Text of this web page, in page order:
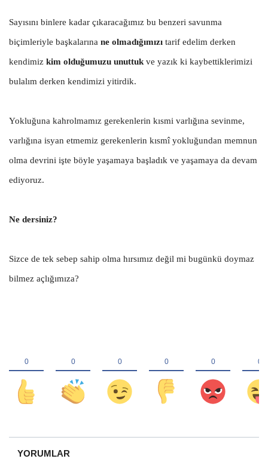
Sayısını binlere kadar çıkaracağımız bu benzeri savunma
biçimleriyle başkalarına ne olmadığımızı tarif edelim derken
kendimiz kim olduğumuzu unuttuk ve yazık ki kaybettiklerimizi
bulalım derken kendimizi yitirdik.
Yokluğuna kahrolmamız gerekenlerin kısmi varlığına sevinme,
varlığına isyan etmemiz gerekenlerin kısmî yokluğundan memnun
olma devrini işte böyle yaşamaya başladık ve yaşamaya da devam
ediyoruz.
Ne dersiniz?
Sizce de tek sebep sahip olma hırsımız değil mi bugünkü doymaz
bilmez açlığımıza?
YORUMLAR